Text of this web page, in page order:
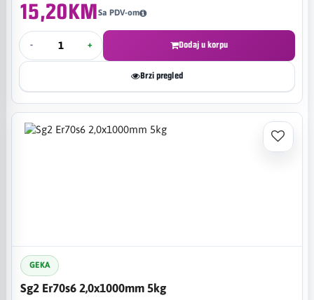
15,20KMSa PDV-om
- + Dodaj u korpu
Brzi pregled
GEKA
Sg2 Er70s6 2,0x1000mm 5kg